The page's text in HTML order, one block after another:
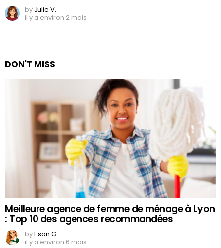
by Julie V.
il y a environ 2 mois
DON'T MISS
Meilleure agence de femme de ménage à Lyon
: Top 10 des agences recommandées
byLison G
il y a environ 6 mois